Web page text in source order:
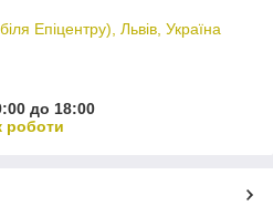
Епіцентру), Львів, Україна
до 18:00
роботи